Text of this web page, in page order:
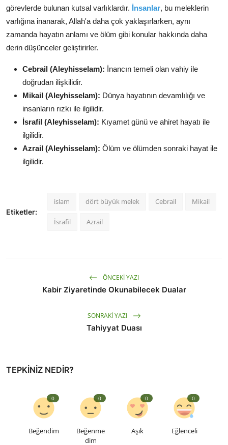
görevlerde bulunan kutsal varlıklardır. İnsanlar, bu meleklerin
varlığına inanarak, Allah'a daha çok yaklaşırlarken, aynı
zamanda hayatın anlamı ve ölüm gibi konular hakkında daha
derin düşünceler geliştirirler.
Cebrail (Aleyhisselam): İnancın temeli olan vahiy ile
doğrudan ilişkilidir.
Mikail (Aleyhisselam): Dünya hayatının devamlılığı ve
insanların rızkı ile ilgilidir.
İsrafil (Aleyhisselam): Kıyamet günü ve ahiret hayatı ile
ilgilidir.
Azrail (Aleyhisselam): Ölüm ve ölümden sonraki hayat ile
ilgilidir.
Etiketler:
islam dört büyük melek Cebrail Mikail
İsrafil Azrail
ÖNCEKI YAZI
Kabir Ziyaretinde Okunabilecek Dualar
SONRAKI YAZI
Tahiyyat Duası
TEPKINIZ NEDIR?
Beğendim
0
Beğenme
dim
0
Aşık
0
Eğlenceli
0